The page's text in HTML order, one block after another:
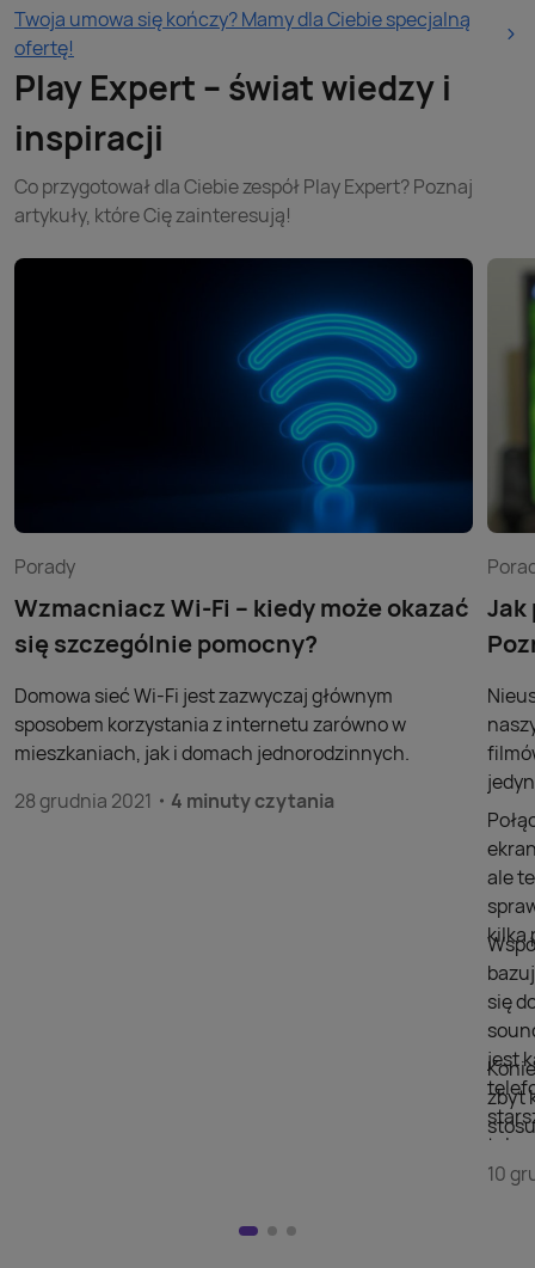
Twoja umowa się kończy? Mamy dla Ciebie specjalną
ofertę!
Play Expert – świat wiedzy i
inspiracji
Co przygotował dla Ciebie zespół Play Expert? Poznaj
artykuły, które Cię zainteresują!
Porady
Wzmacniacz Wi-Fi – kiedy może okazać
się szczególnie pomocny?
Domowa sieć Wi-Fi jest zazwyczaj głównym
sposobem korzystania z internetu zarówno w
mieszkaniach, jak i domach jednorodzinnych.
28 grudnia 2021
4 minuty czytania
Jak
ale
kilka
się
jest
zbyt
10